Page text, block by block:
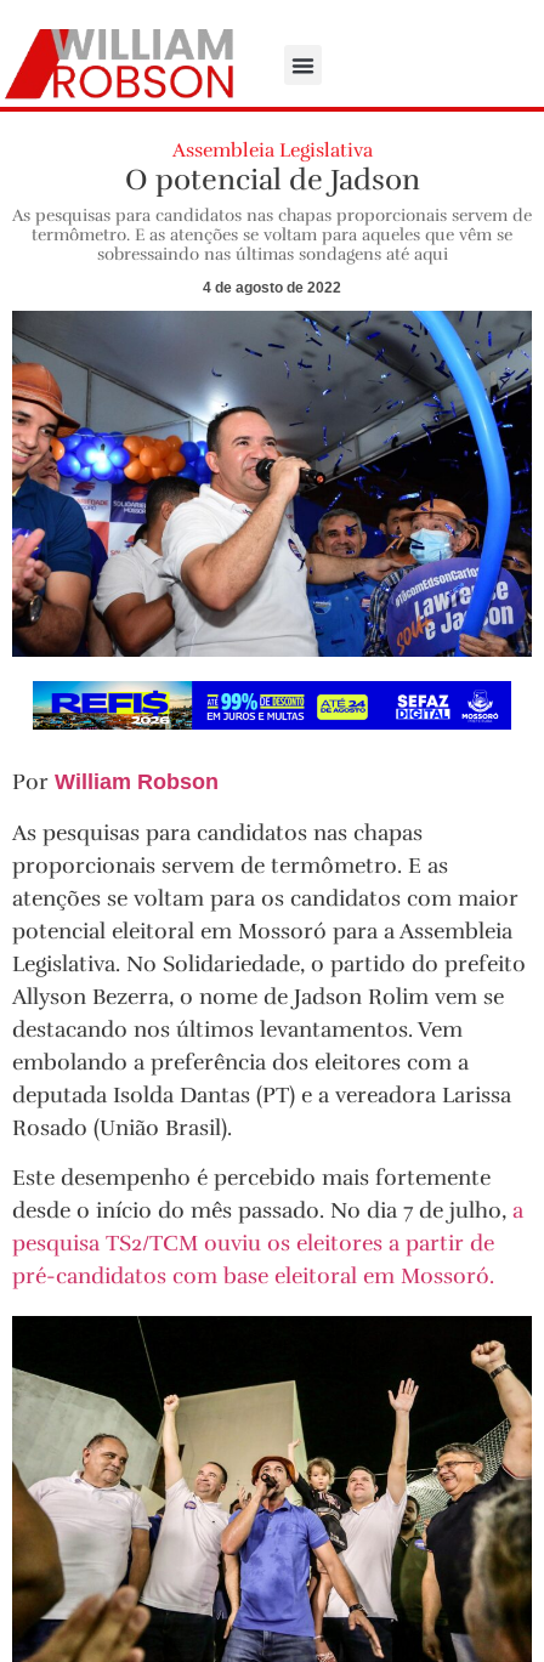
Assembleia Legislativa
O potencial de Jadson
As pesquisas para candidatos nas chapas proporcionais servem de
termômetro. E as atenções se voltam para aqueles que vêm se
sobressaindo nas últimas sondagens até aqui
4 de agosto de 2022
Por William Robson
As pesquisas para candidatos nas chapas
proporcionais servem de termômetro. E as
atenções se voltam para os candidatos com maior
potencial eleitoral em Mossoró para a Assembleia
Legislativa. No Solidariedade, o partido do prefeito
Allyson Bezerra, o nome de Jadson Rolim vem se
destacando nos últimos levantamentos. Vem
embolando a preferência dos eleitores com a
deputada Isolda Dantas (PT) e a vereadora Larissa
Rosado (União Brasil).
Este desempenho é percebido mais fortemente
desde o início do mês passado. No dia 7 de julho, a
pesquisa TS2/TCM ouviu os eleitores a partir de
pré-candidatos com base eleitoral em Mossoró.